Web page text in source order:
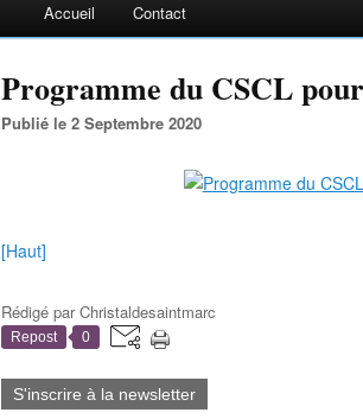
Accueil Contact
Programme du CSCL
Publié le 2 Septembre 2020
[Haut]
Rédigé parChristaldesaintmarc
Repost 0
S'inscrire à la newsletter